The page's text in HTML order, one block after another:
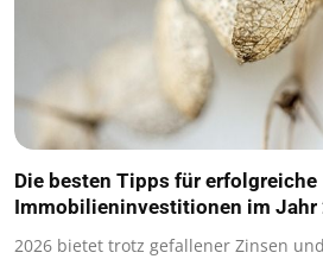
Die besten Tipps für erfolgreiche
Immobilieninvestitionen im Jahr
2026 bietet trotz gefallener Zinsen